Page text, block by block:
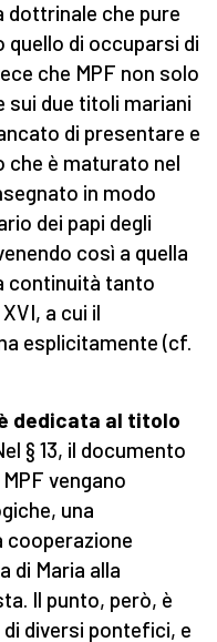
dottrinale che pure
di occuparsi di
che MPF non solo
sui due titoli mariani
di presentare e
che è maturato nel
in modo
dei papi degli
così a quella
continuità tanto
a cui il
esplicitamente (cf.
dedicata al titolo
§ 13, il documento
vengano
una
cooperazione
di Maria alla
Il punto, però, è
di diversi pontefici, e